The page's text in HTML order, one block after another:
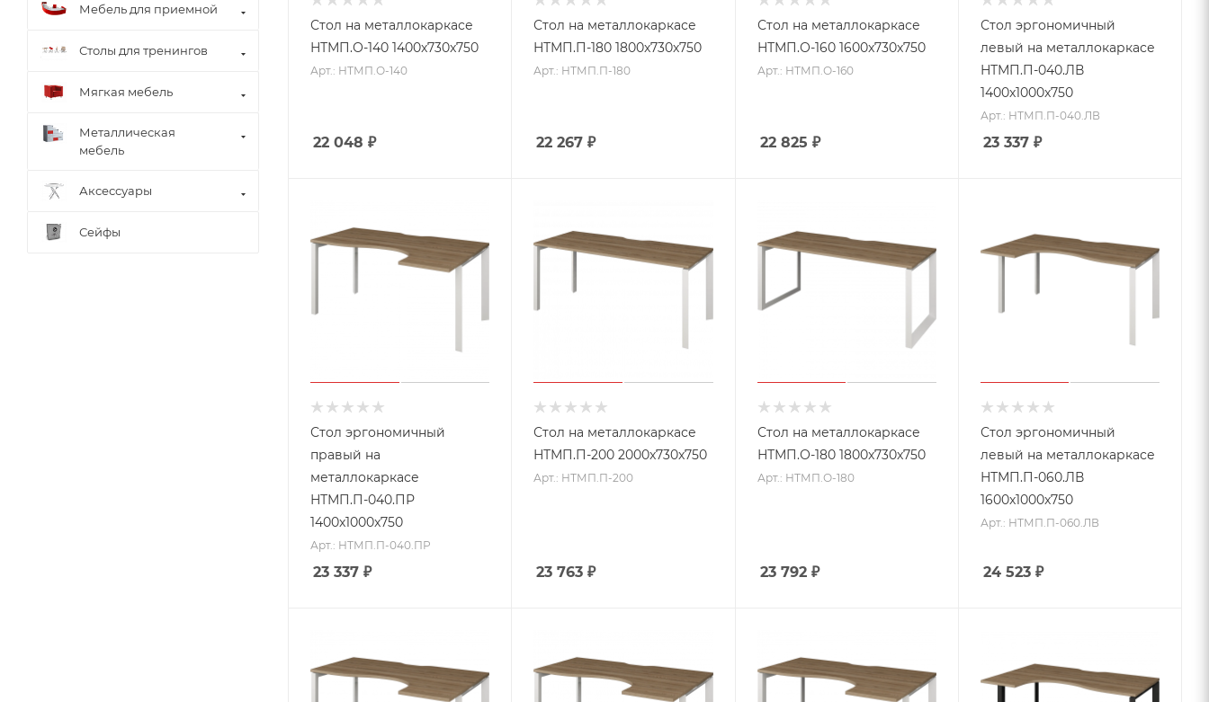
Стол на металлокаркасе
НТМП.О-140 1400x730x750
Арт.: НТМП.О-140
22 048 ₽
Стол на металлокаркасе
НТМП.П-180 1800x730x750
Арт.: НТМП.П-180
22 267 ₽
Стол на металлокаркасе
НТМП.О-160 1600x730x750
Арт.: НТМП.О-160
22 825 ₽
Стол эргономичный
левый на металлокаркасе
НТМП.П-040.ЛВ
1400x1000x750
Арт.: НТМП.П-040.ЛВ
23 337₽
Стол эргономичный
правый на
металлокаркасе
НТМП.П-040.ПР
1400x1000x750
Арт.: НТМП.П-040.ПР
23 337 ₽
Стол на металлокаркасе
НТМП.П-200 2000x730x750
Арт.: НТМП.П-200
23 763 ₽
Стол на металлокаркасе
НТМП.О-180 1800x730x750
Арт.: НТМП.О-180
23 792₽
Стол эргономичный
левый на металлокаркасе
НТМП.П-060.ЛВ
1600x1000x750
Арт.: НТМП.П-060.ЛВ
24 523₽
Мебель для приемной
Столы для тренингов
Мягкая мебель
Металлическая
мебель
Аксессуары
Сейфы